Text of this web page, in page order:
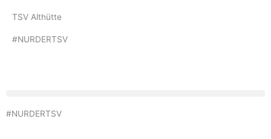
Inhalt
springen
TSV Althütte
#NURDERTSV
#NURDERTSV